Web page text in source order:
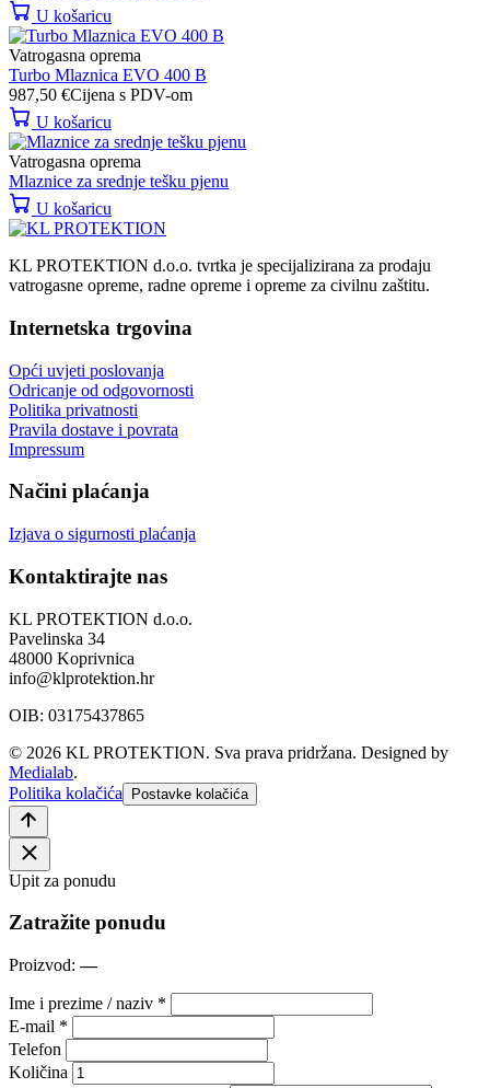
U košaricu
Vatrogasna oprema
Turbo Mlaznica EVO 400 B
987,50 €Cijena s PDV-om
U košaricu
Vatrogasna oprema
Mlaznice za srednje tešku pjenu
U košaricu
KL PROTEKTION d.o.o. tvrtka je specijalizirana za prodaju
vatrogasne opreme, radne opreme i opreme za civilnu zaštitu.
Internetska trgovina
Opći uvjeti poslovanja
Odricanje od odgovornosti
Politika privatnosti
Pravila dostave i povrata
Impressum
Načini plaćanja
Izjava o sigurnosti plaćanja
Kontaktirajte nas
KL PROTEKTION d.o.o.
Pavelinska 34
48000 Koprivnica
info@klprotektion.hr
OIB: 03175437865
© 2026 KL PROTEKTION. Sva prava pridržana. Designed by
Medialab.
Politika kolačića
Postavke kolačića
Upit za ponudu
Zatražite ponudu
Proizvod:—
Ime i prezime / naziv *
E-mail *
Telefon
Količina